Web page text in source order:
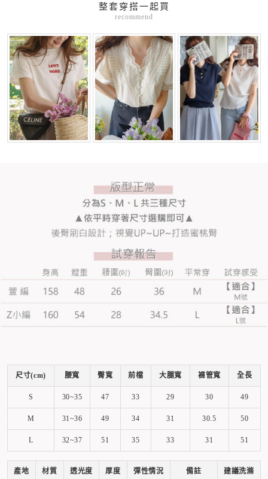
整套穿搭一起買
recommend
尺寸(cm) 腰寬 臀寬 前檔 大腿寬 褲管寬 全長
S 30~35 47 33 29 30 49
M 31~36 49 34 31 30.5 50
L 32~37 51 35 33 31 51
產地 材質 透光度 厚度 彈性情況 備註 建議洗滌